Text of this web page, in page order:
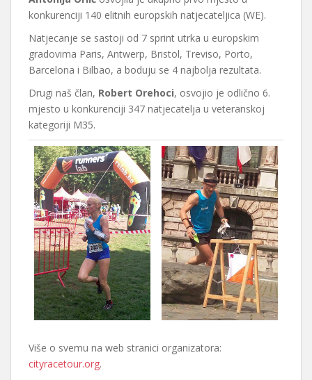
konkurenciji 140 elitnih europskih natjecateljica (WE).
Natjecanje se sastoji od 7 sprint utrka u europskim
gradovima Paris, Antwerp, Bristol, Treviso, Porto,
Barcelona i Bilbao, a boduju se 4 najbolja rezultata.
Drugi naš član, Robert Orehoci, osvojio je odlično 6.
mjesto u konkurenciji 347 natjecatelja u veteranskoj
kategoriji M35.
Više o svemu na web stranici organizatora:
cityracetour.org.